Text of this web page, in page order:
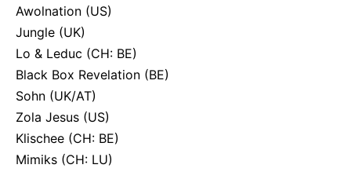
Awolnation (US)
Jungle (UK)
Lo & Leduc (CH: BE)
Black Box Revelation (BE)
Sohn (UK/AT)
Zola Jesus (US)
Klischee (CH: BE)
Mimiks (CH: LU)